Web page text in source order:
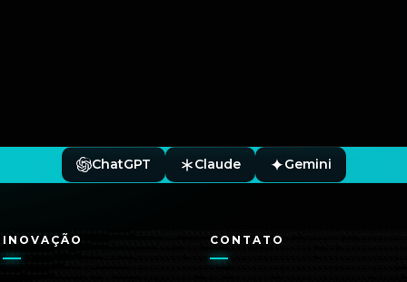
ChatGPT Claude Gemini
INOVAÇÃO CONTATO